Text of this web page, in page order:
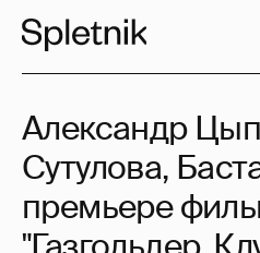
Александр
Сутулова,
премьере